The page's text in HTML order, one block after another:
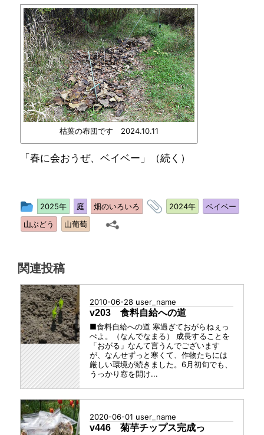
枯葉の布団です 2024.10.11
「春に会おうぜ、ベイベー」（続く）
投
稿
グ
ー
プ
2025年 庭 畑のいろいろ
タ2024年
ベイベー
山ぶどう
山葡萄
関連投稿
2010-06-28 user_name
v203 食料自給への道
■食料自給への道 寒過ぎておがらねぇっ
ぺよ。（なんでなまる） 成長することを
「おがる」なんて言うんでございます
が、なんせずっと寒くて、作物たちには
厳しい環境が続きました。6月初旬でも、
うっかり窓を開け...
2020-06-01 user_name
v446 菊芋チップス完成っ